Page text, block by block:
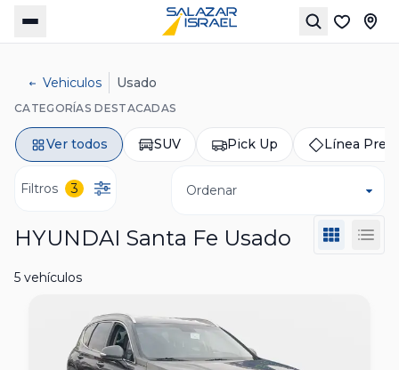
Vehiculos Usado
CATEGORÍAS DESTACADAS
Ver todos SUV Pick Up Línea
Filtros 3 Ordenar
HYUNDAI Santa Fe Usado
5 vehículos